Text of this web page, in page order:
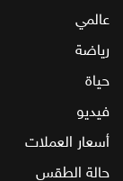
عالمي
رياضة
حياة
فيديو
أسعار العملات
حالة الطقس